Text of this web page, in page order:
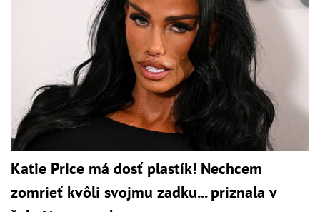
Katie Price má dosť plastík! Nechcem
zomrieť kvôli svojmu zadku... priznala v